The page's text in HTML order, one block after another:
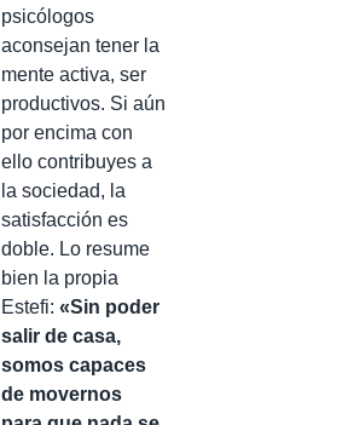
psicólogos
aconsejan tener la
mente activa, ser
productivos. Si aún
por encima con
ello contribuyes a
la sociedad, la
satisfacción es
doble. Lo resume
bien la propia
Estefi: «Sin poder
salir de casa,
somos capaces
de movernos